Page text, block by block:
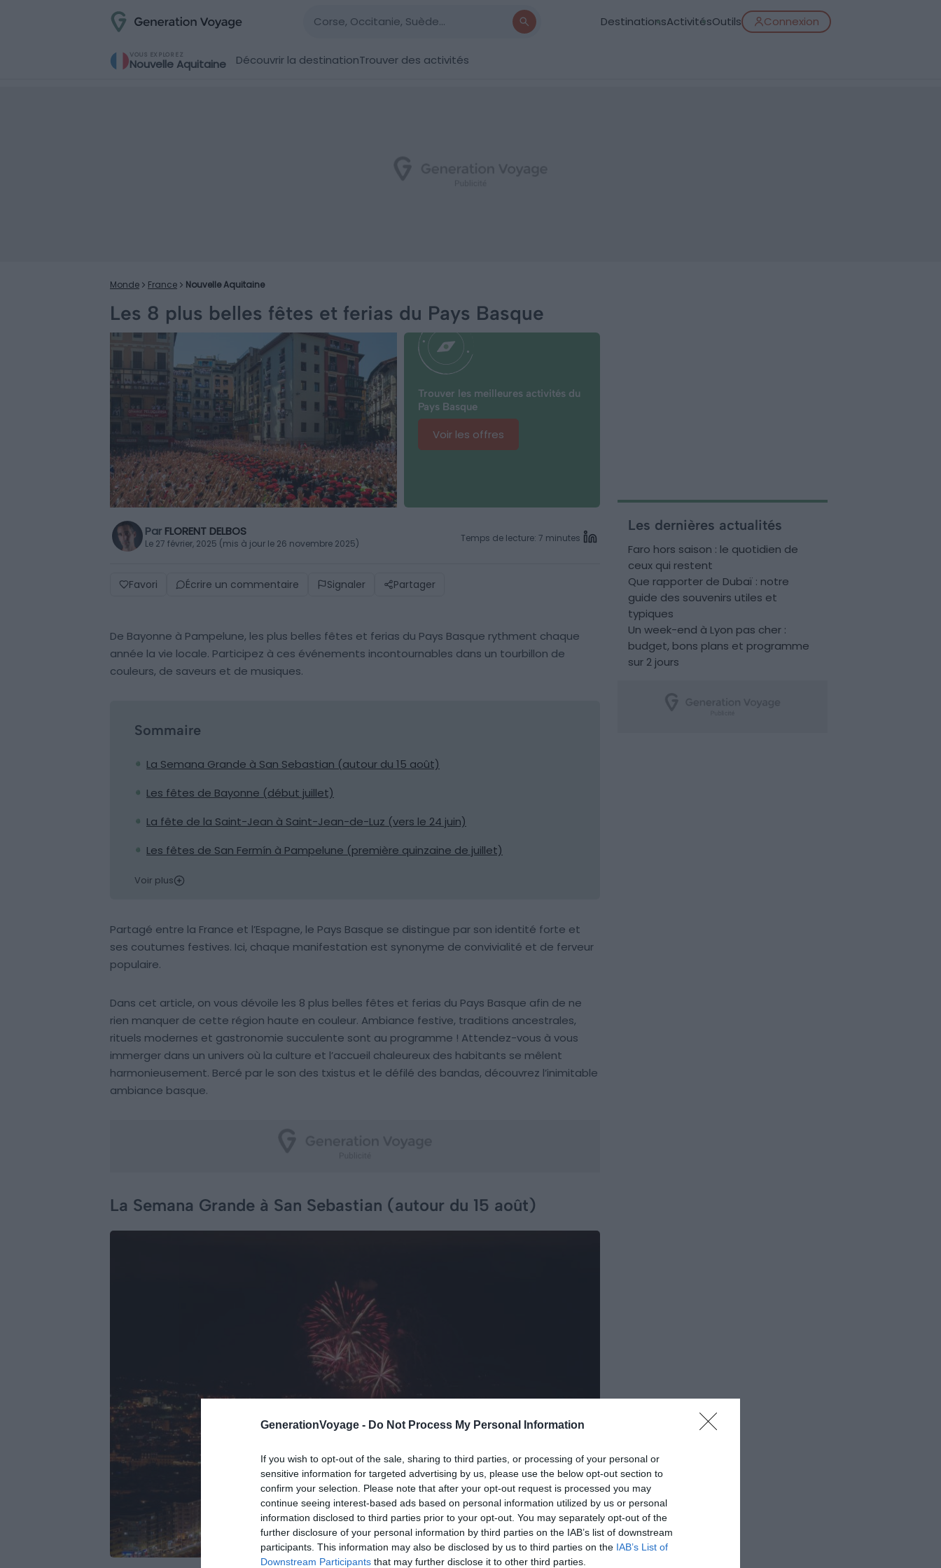
GenerationVoyage - Do Not Process My Personal Information
If you wish to opt-out of the sale, sharing to third parties, or processing of your personal or
sensitive information for targeted advertising by us, please use the below opt-out section to
confirm your selection. Please note that after your opt-out request is processed you may
continue seeing interest-based ads based on personal information utilized by us or personal
information disclosed to third parties prior to your opt-out. You may separately opt-out of the
further disclosure of your personal information by third parties on the IAB’s list of downstream
participants. This information may also be disclosed by us to third parties on the IAB’s List of
Downstream Participants that may further disclose it to other third parties.
DestinationsActivitésOutils Connexion
VOUS EXPLOREZ
Nouvelle Aquitaine Découvrir la destinationTrouver des activités
Monde France Nouvelle Aquitaine
Les 8 plus belles fêtes et ferias du Pays Basque
Trouver les meilleures activités du
Pays Basque
Voir les offres
Par FLORENT DELBOS
Le 27 février, 2025 (mis à jour le 26 novembre 2025) Temps de lecture: 7 minutes
Favori Écrire un commentaire Signaler Partager
De Bayonne à Pampelune, les plus belles fêtes et ferias du Pays Basque rythment chaque
année la vie locale. Participez à ces événements incontournables dans un tourbillon de
couleurs, de saveurs et de musiques.
Sommaire
La Semana Grande à San Sebastian (autour du 15 août)
Les fêtes de Bayonne (début juillet)
La fête de la Saint-Jean à Saint-Jean-de-Luz (vers le 24 juin)
Les fêtes de San Fermín à Pampelune (première quinzaine de juillet)
Voir plus
Partagé entre la France et l’Espagne, le Pays Basque se distingue par son identité forte et
ses coutumes festives. Ici, chaque manifestation est synonyme de convivialité et de ferveur
populaire.
Dans cet article, on vous dévoile les 8 plus belles fêtes et ferias du Pays Basque afin de ne
rien manquer de cette région haute en couleur. Ambiance festive, traditions ancestrales,
rituels modernes et gastronomie succulente sont au programme ! Attendez-vous à vous
immerger dans un univers où la culture et l’accueil chaleureux des habitants se mêlent
harmonieusement. Bercé par le son des txistus et le défilé des bandas, découvrez l’inimitable
ambiance basque.
La Semana Grande à San Sebastian (autour du 15 août)
Les dernières actualités
Faro hors saison : le quotidien de
ceux qui restent
Que rapporter de Dubaï : notre
guide des souvenirs utiles et
typiques
Un week-end à Lyon pas cher :
budget, bons plans et programme
sur 2 jours